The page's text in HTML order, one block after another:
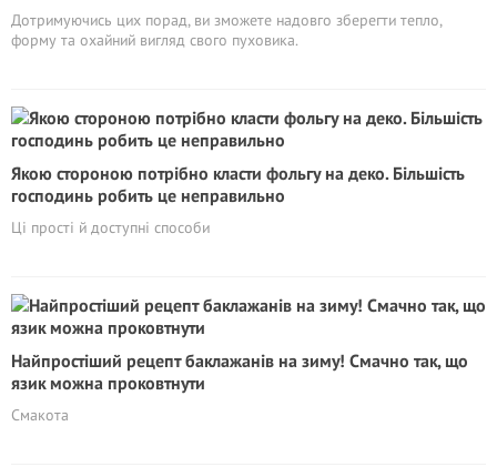
Дотримуючись цих порад, ви зможете надовго зберегти тепло,
форму та охайний вигляд свого пуховика.
Якою стороною потрібно класти фольгу на деко. Більшість
господинь робить це неправильно
Ці прості й доступні способи
Найпростіший рецепт баклажанів на зиму! Смачно так, що
язик можна проковтнути
Смакота